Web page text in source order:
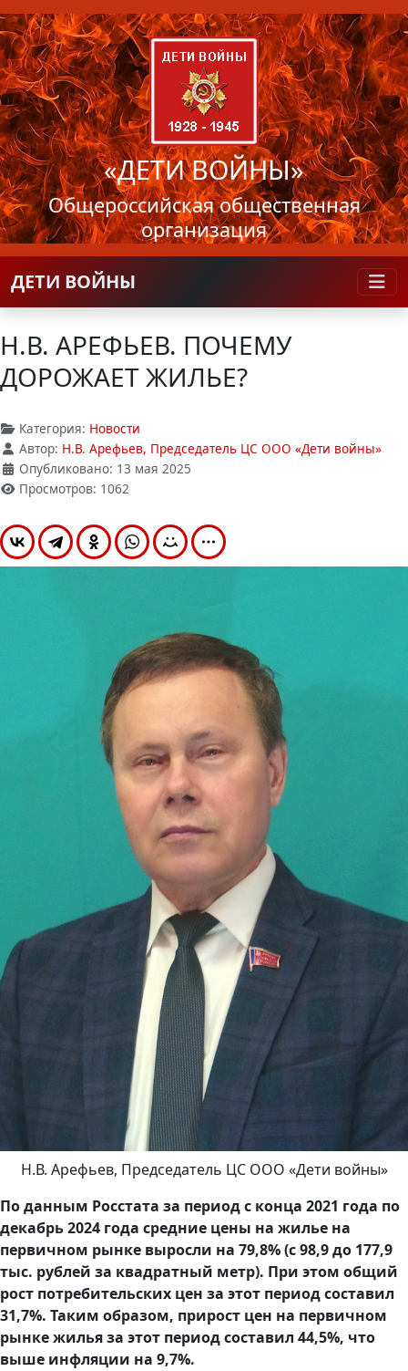
«ДЕТИ ВОЙНЫ»
Общероссийская общественная
организация
ДЕТИ ВОЙНЫ
Н.В. АРЕФЬЕВ. ПОЧЕМУ
ДОРОЖАЕТ ЖИЛЬЕ?
Категория: Новости
Автор: Н.В. Арефьев, Председатель ЦС ООО «Дети войны»
Опубликовано: 13 мая 2025
Просмотров: 1062
Н.В. Арефьев, Председатель ЦС ООО «Дети войны»
По данным Росстата за период с конца 2021 года по
декабрь 2024 года средние цены на жилье на
первичном рынке выросли на 79,8% (с 98,9 до 177,9
тыс. рублей за квадратный метр). При этом общий
рост потребительских цен за этот период составил
31,7%. Таким образом, прирост цен на первичном
рынке жилья за этот период составил 44,5%, что
выше инфляции на 9,7%.